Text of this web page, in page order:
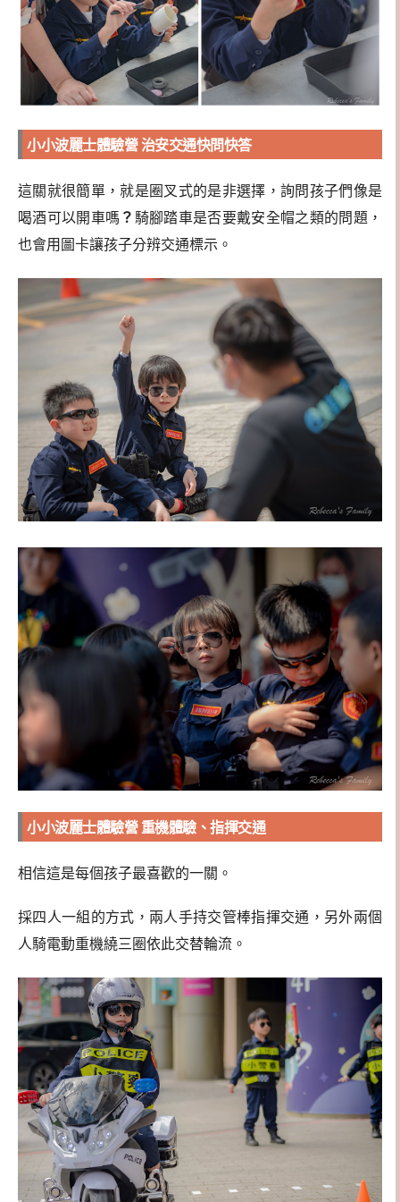
小小波麗士體驗營 治安交通快問快答
這關就很簡單，就是圈叉式的是非選擇，詢問孩子們像是
喝酒可以開車嗎 ？ 騎腳踏車是否要戴安全帽之類的問題，
也會用圖卡讓孩子分辨交通標示。
小小波麗士體驗營 重機體驗、指揮交通
相信這是每個孩子最喜歡的一關。
採四人一組的方式，兩人手持交管棒指揮交通，另外兩個
人騎電動重機繞三圈依此交替輪流。